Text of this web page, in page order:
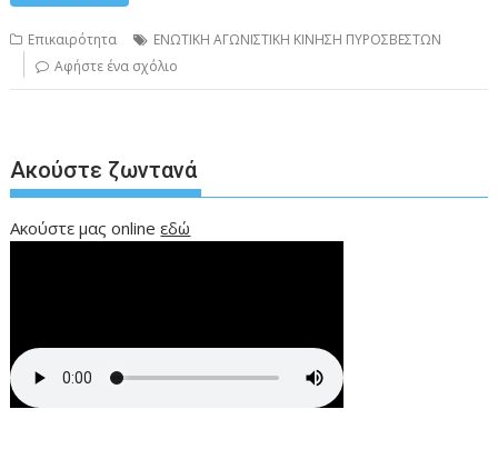
Επικαιρότητα
ΕΝΩΤΙΚΗ ΑΓΩΝΙΣΤΙΚΗ ΚΙΝΗΣΗ ΠΥΡΟΣΒΕΣΤΩΝ
Αφήστε ένα σχόλιο
Ακούστε ζωντανά
Ακούστε μας onlineεδώ